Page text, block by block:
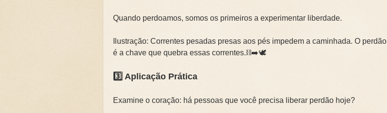
Quando perdoamos, somos os primeiros a experimentar liberdade.
Ilustração: Correntes pesadas presas aos pés impedem a caminhada. O perdão
é a chave que quebra essas correntes.⛓️➡️🕊️
3️⃣ Aplicação Prática
Examine o coração: há pessoas que você precisa liberar perdão hoje?